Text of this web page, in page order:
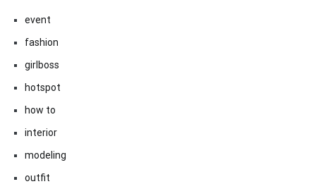
event
fashion
girlboss
hotspot
how to
interior
modeling
outfit